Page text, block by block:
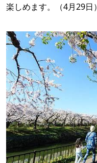
楽しめます。（4月29日）